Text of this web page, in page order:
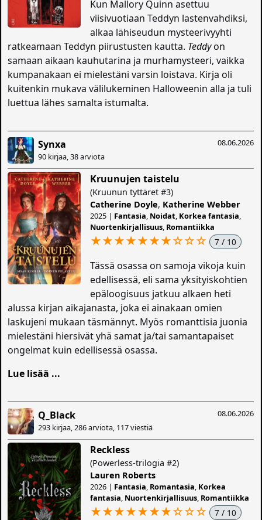
Kun Mallory Quinn asettuu
viisivuotiaan Teddyn lastenvahdiksi,
alkaa lähiseudun mysteerivyyhti
ratkeamaan Teddyn piirustusten kautta. Teddyon
samaan aikaan kauhutarina ja murhamysteeri, vaikka
kumpanakaan ei mielestäni varsin loistava. Kirja oli
kuitenkin mukava välilukeminen Halloweenin alla ja tuli
luettua lähes samalta istumalta.
08.06.2026
Synxa
90 kirjaa, 38 arviota
Kruunujen taistelu
(Kruunun tyttäret #3)
Catherine Doyle, Katherine Webber
2025 | Fantasia Noidat Korkea fantasia
Nuortenkirjallisuus Romantiikka
★★★★★★★☆☆☆ 7 / 10
Tässä osassa on samoja vikoja kuin
edellisessä, eli sama yksityiskohtien
epäloogisuus jatkuu alkaen heti
alussa kirjan aikajanasta, joka ei ainakaan omien
laskujeni mukaan täsmännyt. Myös romanttisia juonia
mielestäni hiersivät yhä samat ja/tai samantapaiset
ongelmat kuin edellisessä osassa.
Lue lisää ...
08.06.2026
Q_Black
293 kirjaa, 286 arviota, 117 viestiä
Reckless
(Powerless-trilogia #2)
Lauren Roberts
2026 | Fantasia Romantasia Korkea
fantasia Nuortenkirjallisuus Romantiikka
★★★★★★★☆☆☆ 7 / 10